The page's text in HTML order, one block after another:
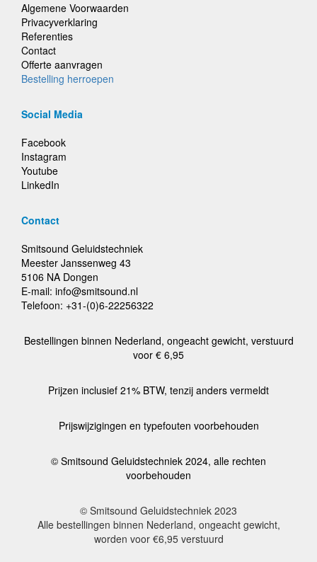
Algemene Voorwaarden
Privacyverklaring
Referenties
Contact
Offerte aanvragen
Bestelling herroepen
Social Media
Facebook
Instagram
Youtube
LinkedIn
Contact
Smitsound Geluidstechniek
Meester Janssenweg 43
5106 NA Dongen
E-mail: info@smitsound.nl
Telefoon: +31-(0)6-22256322
Bestellingen binnen Nederland, ongeacht gewicht, verstuurd
voor € 6,95
Prijzen inclusief 21% BTW, tenzij anders vermeldt
Prijswijzigingen en typefouten voorbehouden
© Smitsound Geluidstechniek 2024, alle rechten
voorbehouden
© Smitsound Geluidstechniek 2023
Alle bestellingen binnen Nederland, ongeacht gewicht,
worden voor €6,95 verstuurd